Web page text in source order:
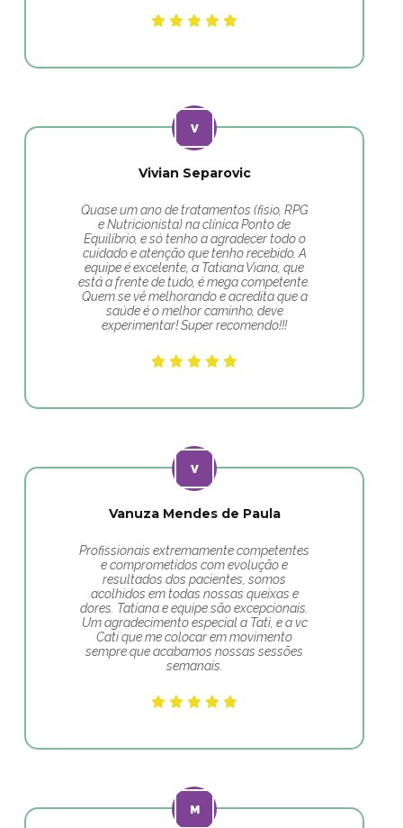
Vivian Separovic
Quase um ano de tratamentos (fisio, RPG
e Nutricionista) na clínica Ponto de
Equilíbrio, e só tenho a agradecer todo o
cuidado e atenção que tenho recebido. A
equipe é excelente, a Tatiana Viana, que
está a frente de tudo, é mega competente.
Quem se vê melhorando e acredita que a
saúde é o melhor caminho, deve
experimentar! Super recomendo!!!
Vanuza Mendes de Paula
Profissionais extremamente competentes
e comprometidos com evolução e
resultados dos pacientes, somos
acolhidos em todas nossas queixas e
dores. Tatiana e equipe são excepcionais.
Um agradecimento especial a Tati, e a vc
Cati que me colocar em movimento
sempre que acabamos nossas sessões
semanais.